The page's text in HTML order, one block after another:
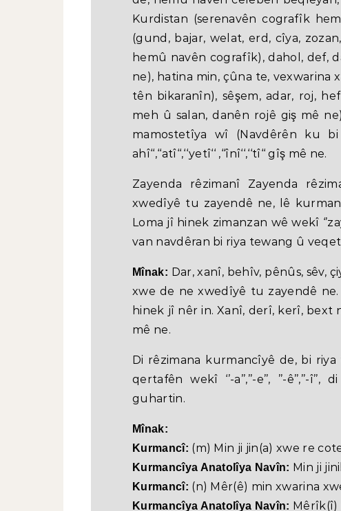
Kurdistan (serenavên cografîk
(gund, bajar, welat, erd, cîya,
hemû navên cografîk), dahol, def,
ne), hatina min, çûna te,
tên bikaranîn), sêşem, adar, roj,
meh û salan, danên rojê giş mê
mamostetîya wî (Navdêrên ku bi
ahî‘‘,‘‘atî‘‘,‘‘yetî‘‘ ,‘‘înî‘‘,‘‘tî‘‘ gîş mê ne.
Zayenda rêzimanî Zayenda
xwedîyê tu zayendê ne, lê
Loma jî hinek zimanzan wê wekî
van navdêran bi riya tewang û
Mînak: Dar, xanî, behîv, pênûs, sêv,
xwe de ne xwedîyê tu zayendê
hinek jî nêr in. Xanî, derî, kerî, bext
mê ne.
Di rêzimana kurmancîyê de, bi
qertafên wekî ‘’-a’’,’’-e’’, ’’-
guhartin.
Mînak:
Kurmancî: (m) Min ji jin(a) xwe re
Kurmancîya Anatolîya Navîn: Min ji
Kurmancî: (n) Mêr(ê) min xwarina
Kurmancîya Anatolîya Navîn: Mêrîk(î)